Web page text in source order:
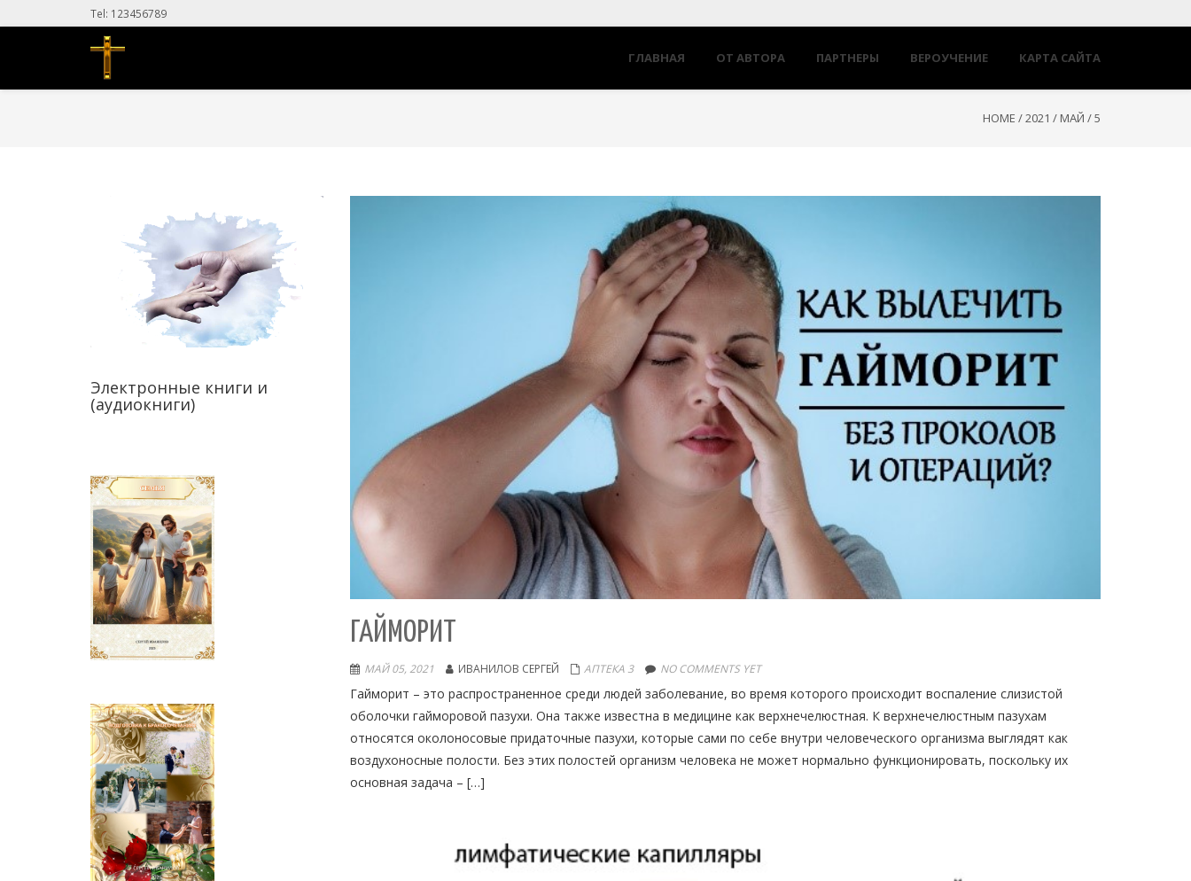
Tel: 123456789
ГЛАВНАЯ ОТ АВТОРА ПАРТНЕРЫ ВЕРОУЧЕНИЕ КАРТА САЙТА
HOME /2021 / МАЙ /5
ГАЙМОРИТ
МАЙ 05, 2021 ИВАНИЛОВ СЕРГЕЙ АПТЕКА 3 NO COMMENTS YET
Гайморит – это распространенное среди людей заболевание, во время которого происходит воспаление слизистой
оболочки гайморовой пазухи. Она также известна в медицине как верхнечелюстная. К верхнечелюстным пазухам
относятся околоносовые придаточные пазухи, которые сами по себе внутри человеческого организма выглядят как
воздухоносные полости. Без этих полостей организм человека не может нормально функционировать, поскольку их
основная задача – […]
Электронные книги и
(аудиокниги)